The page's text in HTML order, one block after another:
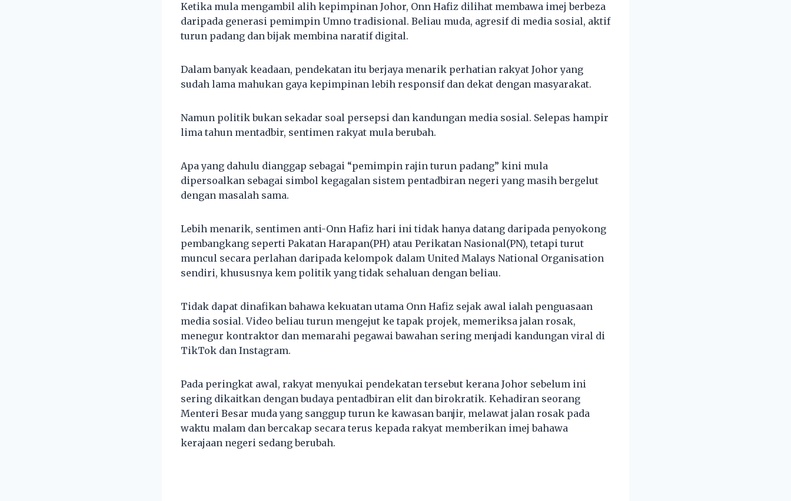
Ketika mula mengambil alih kepimpinan Johor, Onn Hafiz dilihat membawa imej berbeza
daripada generasi pemimpin Umno tradisional. Beliau muda, agresif di media sosial, aktif
turun padang dan bijak membina naratif digital.
Dalam banyak keadaan, pendekatan itu berjaya menarik perhatian rakyat Johor yang
sudah lama mahukan gaya kepimpinan lebih responsif dan dekat dengan masyarakat.
Namun politik bukan sekadar soal persepsi dan kandungan media sosial. Selepas hampir
lima tahun mentadbir, sentimen rakyat mula berubah.
Apa yang dahulu dianggap sebagai “pemimpin rajin turun padang” kini mula
dipersoalkan sebagai simbol kegagalan sistem pentadbiran negeri yang masih bergelut
dengan masalah sama.
Lebih menarik, sentimen anti-Onn Hafiz hari ini tidak hanya datang daripada penyokong
pembangkang seperti Pakatan Harapan(PH) atau Perikatan Nasional(PN), tetapi turut
muncul secara perlahan daripada kelompok dalam United Malays National Organisation
sendiri, khususnya kem politik yang tidak sehaluan dengan beliau.
Tidak dapat dinafikan bahawa kekuatan utama Onn Hafiz sejak awal ialah penguasaan
media sosial. Video beliau turun mengejut ke tapak projek, memeriksa jalan rosak,
menegur kontraktor dan memarahi pegawai bawahan sering menjadi kandungan viral di
TikTok dan Instagram.
Pada peringkat awal, rakyat menyukai pendekatan tersebut kerana Johor sebelum ini
sering dikaitkan dengan budaya pentadbiran elit dan birokratik. Kehadiran seorang
Menteri Besar muda yang sanggup turun ke kawasan banjir, melawat jalan rosak pada
waktu malam dan bercakap secara terus kepada rakyat memberikan imej bahawa
kerajaan negeri sedang berubah.